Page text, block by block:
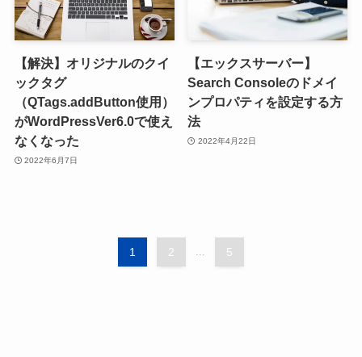
【解決】オリジナルのクイ
ックタグ
（QTags.addButton使用）
がWordPressVer6.0で使え
なくなった
2022年6月7日
【エックスサーバー】
Search Consoleのドメイ
ンプロパティを設定する方
法
2022年4月22日
1 2 5